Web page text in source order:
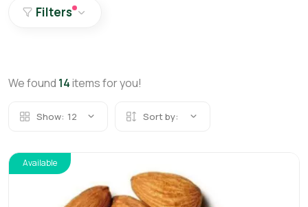
Filters
We found 14items for you!
Show: 12 Sort by:
Available